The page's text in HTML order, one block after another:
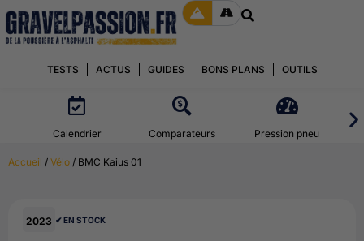
TESTS ACTUS GUIDES BONS PLANS OUTILS
Calendrier Comparateurs Pression pneu
Accueil / Vélo / BMC Kaius 01
2023 ✔︎ EN STOCK